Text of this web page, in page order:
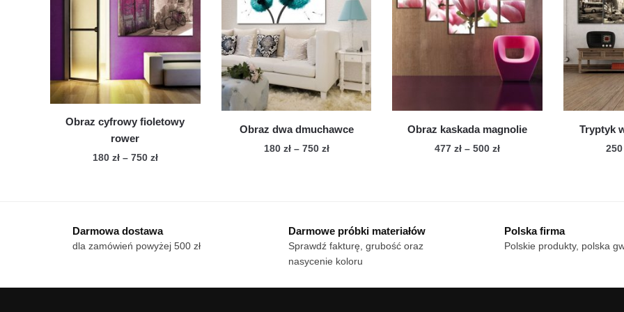
wariantów.
Opcje
na
stronie
produktu
wariantów.
Opcje
można
wybrać
na
stronie
wariantów.
Opcje
można
wybrać
Obraz cyfrowy fioletowy
rower
180 zł – 750 złZakres
750 zł
wiele
wariantów.
można
Obraz dwa dmuchawce
180 zł – 750 złZakres
750 zł
wariantów.
Opcje
Obraz kaskada magnolie
477zł – 500złZakres
wariantów.
Tryptyk
Darmowa dostawa
dla zamówień powyżej 500 zł
Darmowe próbki materiałów
Sprawdź fakturę, grubość oraz
nasycenie koloru
Polska firma
Polskie produkty, polska